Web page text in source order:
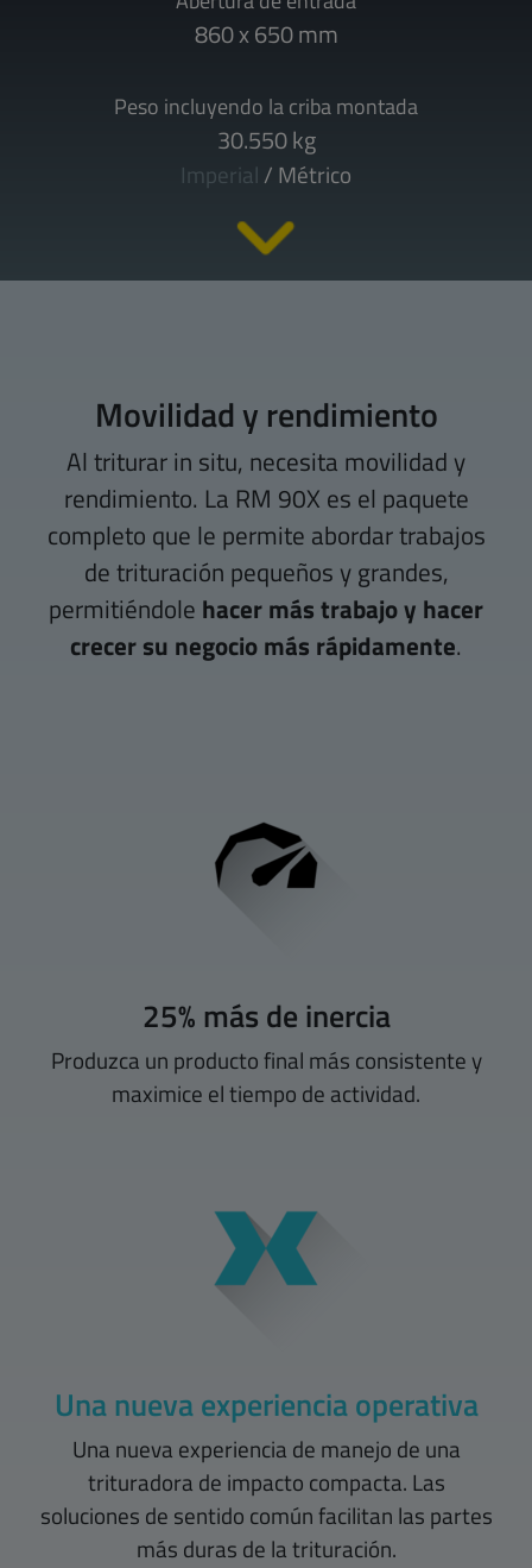
860 x 650 mm
Peso incluyendo la criba montada
30.550 kg
Imperial / Métrico
Movilidad y rendimiento
Al triturar in situ, necesita movilidad y
rendimiento. La RM 90X es el paquete
completo que le permite abordar trabajos
de trituración pequeños y grandes,
permitiéndole hacer más trabajo y hacer
crecer su negocio más rápidamente.
25% más de inercia
Produzca un producto final más consistente y
maximice el tiempo de actividad.
Una nueva experiencia operativa
Una nueva experiencia de manejo de una
trituradora de impacto compacta. Las
soluciones de sentido común facilitan las partes
más duras de la trituración.